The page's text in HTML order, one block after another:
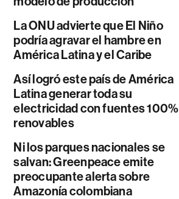
La ONU advierte que El Niño
podría agravar el hambre en
América Latina y el Caribe
Así logró este país de América
Latina generar toda su
electricidad con fuentes 100%
renovables
Ni los parques nacionales se
salvan: Greenpeace emite
preocupante alerta sobre
Amazonía colombiana